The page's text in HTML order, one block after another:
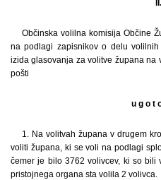
II.
Občinska volilna komisija Občine
na podlagi zapisnikov o delu
izida glasovanja za volitve župana na
pošti
u g o t
1. Na volitvah župana v drugem
voliti župana, ki se voli na podlagi
čemer je bilo 3762 volivcev, ki so bili
pristojnega organa sta volila 2 volivca.